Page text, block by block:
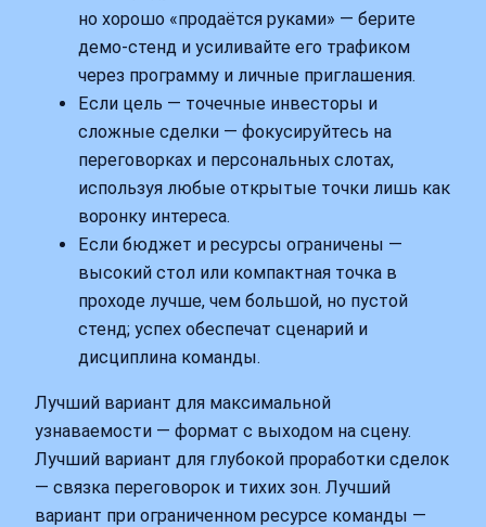
но хорошо «продаётся руками» — берите
демо-стенд и усиливайте его трафиком
через программу и личные приглашения.
Если цель — точечные инвесторы и
сложные сделки — фокусируйтесь на
переговорках и персональных слотах,
используя любые открытые точки лишь как
воронку интереса.
Если бюджет и ресурсы ограничены —
высокий стол или компактная точка в
проходе лучше, чем большой, но пустой
стенд; успех обеспечат сценарий и
дисциплина команды.
Лучший вариант для максимальной
узнаваемости — формат с выходом на сцену.
Лучший вариант для глубокой проработки сделок
— связка переговорок и тихих зон. Лучший
вариант при ограниченном ресурсе команды —